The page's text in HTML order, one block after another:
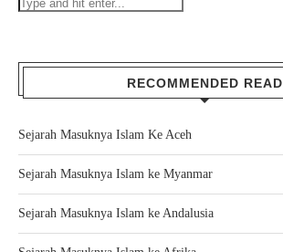
RECOMMENDED READ
Sejarah Masuknya Islam Ke Aceh
Sejarah Masuknya Islam ke Myanmar
Sejarah Masuknya Islam ke Andalusia